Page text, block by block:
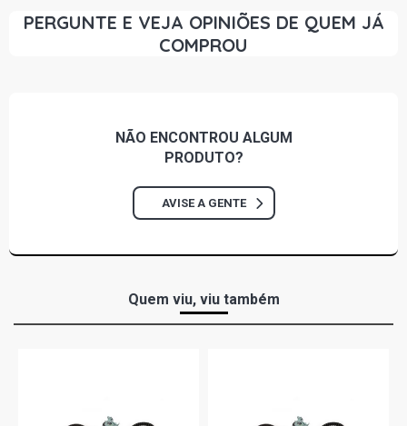
8100 STD CAMINHAO 4.3 8V MWM 4.10 SERIE 10 TCA
DIESEL (1997 - 2000)
L80 STD CAMINHAO 4.3 8V MWM 4.10 SERIE 10 TCA
PERGUNTE E VEJA OPINIÕES DE QUEM JÁ
COMPROU
NÃO ENCONTROU ALGUM
PRODUTO?
AVISE A GENTE
Quem viu, viu também